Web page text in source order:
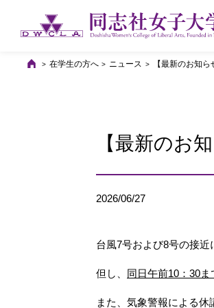
在学生の方へ ニュース 【最新のお知
【最新のお
2026/06/27
台風7号および8号の接
但し、 同日午前10：30
また、気象警報による休